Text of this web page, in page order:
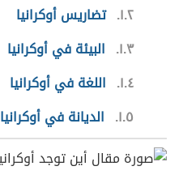
١.٢ تضاريس أوكرانيا
١.٣
البيئة في أوكرانيا
١.٤
اللغة في أوكرانيا
١.٥
الديانة في أوكرانيا